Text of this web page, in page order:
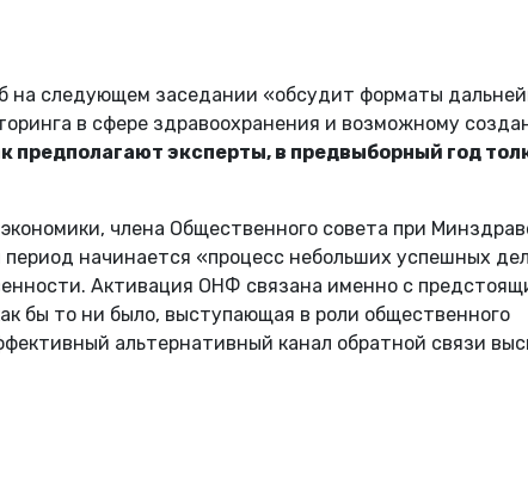
на следующем заседании «обсудит форматы
в сфере здравоохранения и возможному
предполагают эксперты, в предвыборный год
члена Общественного совета при
начинается «процесс небольших успешных
Активация ОНФ связана именно с
бы то ни было, выступающая в роли общественного
альтернативный канал обратной связи